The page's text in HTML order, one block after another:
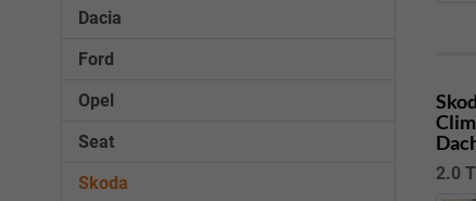
2.0
Dacia
Ford
Opel
Seat
Skoda